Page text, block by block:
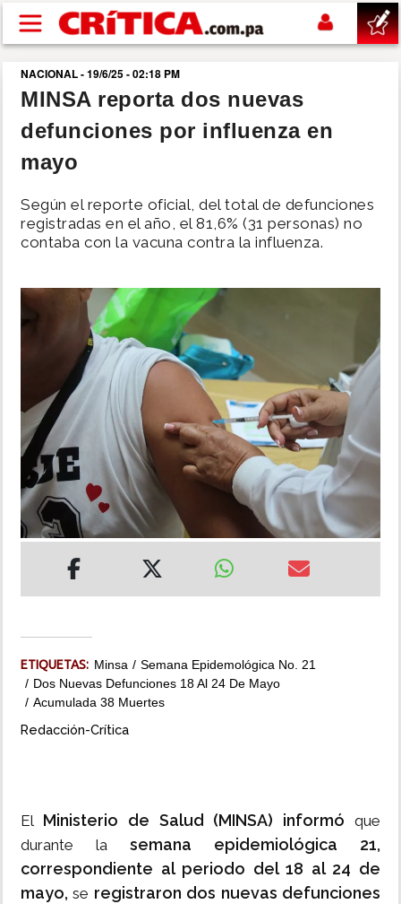
Pasar al contenido principal
buscar
SUCESOS
POLÍTICA
DEPORTES
INSÓLITAS
MULTIMEDIA
IMPRESO
NACIONAL - 19/6/25 - 02:18 PM
MINSA reporta dos nuevas
defunciones por influenza en
mayo
Según el reporte oficial, del total de defunciones
registradas en el año, el 81,6% (31 personas) no
contaba con la vacuna contra la influenza.
ETIQUETAS: Minsa
Semana Epidemológica No. 21
Dos Nuevas Defunciones 18 Al 24 De Mayo
Acumulada 38 Muertes
Redacción-Crítica
El Ministerio de Salud (MINSA) informó que
durante la semana epidemiológica 21,
correspondiente al periodo del 18 al 24 de
mayo, se registraron dos nuevas defunciones